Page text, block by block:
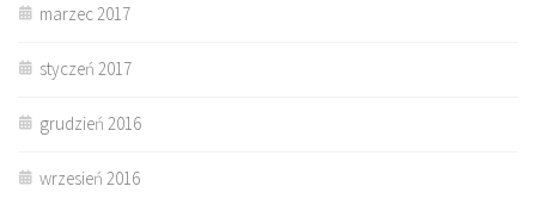
marzec 2017
styczeń 2017
grudzień 2016
wrzesień 2016